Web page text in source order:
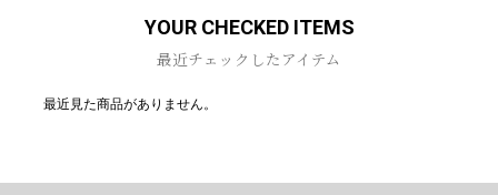
YOUR CHECKED ITEMS
最近チェックしたアイテム
最近見た商品がありません。